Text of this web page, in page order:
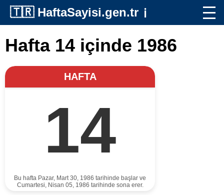
🇹🇷 HaftaSayisi.gen.tr ℹ️
Hafta 14 içinde 1986
HAFTA
14
Bu hafta Pazar, Mart 30, 1986 tarihinde başlar ve
Cumartesi, Nisan 05, 1986 tarihinde sona erer.